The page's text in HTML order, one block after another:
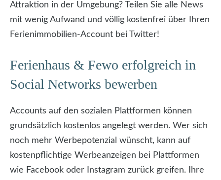
Attraktion in der Umgebung? Teilen Sie alle News
mit wenig Aufwand und völlig kostenfrei über Ihren
Ferienimmobilien-Account bei Twitter!
Ferienhaus & Fewo erfolgreich in
Social Networks bewerben
Accounts auf den sozialen Plattformen können
grundsätzlich kostenlos angelegt werden. Wer sich
noch mehr Werbepotenzial wünscht, kann auf
kostenpflichtige Werbeanzeigen bei Plattformen
wie Facebook oder Instagram zurück greifen. Ihre